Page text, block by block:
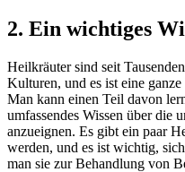
2. Ein wichtiges
Heilkräuter sind seit
Kulturen, und es ist eine
Man kann einen Teil davon
umfassendes Wissen über die
anzueignen. Es gibt ein paar
werden, und es ist wichtig,
man sie zur Behandlung von